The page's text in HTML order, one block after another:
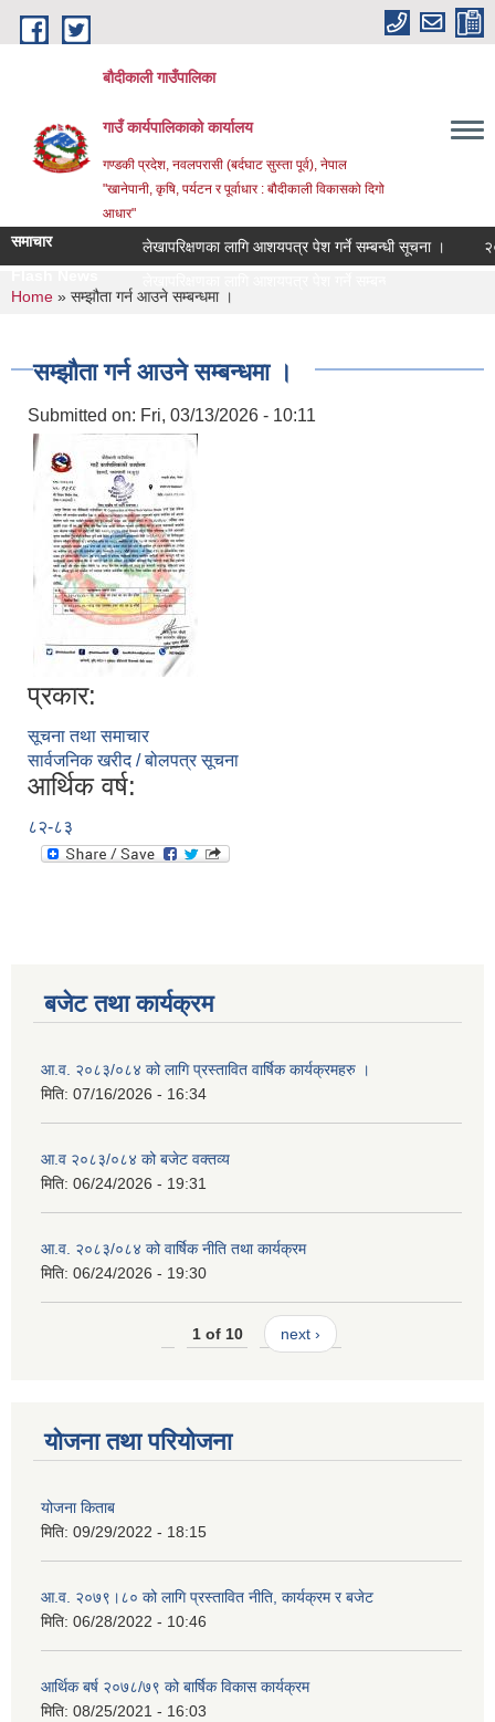
Skip to main content
बौदीकाली गाउँपालिका
गाउँ कार्यपालिकाको कार्यालय
गण्डकी प्रदेश, नवलपरासी (बर्दघाट सुस्ता पूर्व), नेपाल
"खानेपानी, कृषि, पर्यटन र पूर्वाधार : बौदीकाली विकासको दिगो
आधार"
समाचार लेखापरिक्षणका लागि आशयपत्र पेश गर्ने सम्बन्धी सूचना ।
You are here
Home » सम्झौता गर्न आउने सम्बन्धमा ।
सम्झौता गर्न आउने सम्बन्धमा ।
Submitted on: Fri, 03/13/2026 - 10:11
प्रकार:
सूचना तथा समाचार
सार्वजनिक खरीद / बोलपत्र सूचना
आर्थिक वर्ष:
८२-८३
बजेट तथा कार्यक्रम
आ.व. २०८३/०८४ को लागि प्रस्तावित वार्षिक कार्यक्रमहरु ।
मिति: 07/16/2026 - 16:34
आ.व २०८३/०८४ को बजेट वक्तव्य
मिति: 06/24/2026 - 19:31
आ.व. २०८३/०८४ को वार्षिक नीति तथा कार्यक्रम
मिति: 06/24/2026 - 19:30
1 of 10 next ›
योजना तथा परियोजना
योजना किताब
मिति: 09/29/2022 - 18:15
आ.व. २०७९।८० को लागि प्रस्तावित नीति, कार्यक्रम र बजेट
मिति: 06/28/2022 - 10:46
आर्थिक बर्ष २०७८/७९ को बार्षिक विकास कार्यक्रम
मिति: 08/25/2021 - 16:03